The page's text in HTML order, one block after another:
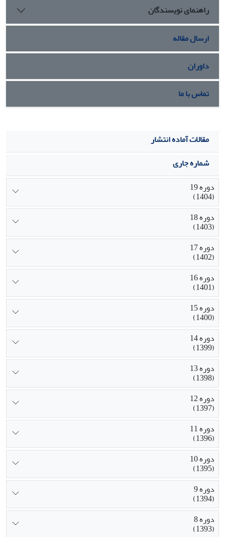
است که گفتمان انقلاب 1357 گفتمانی است که جامعه را به مبارزه
مداوم و رسیدن به پیروزی تشویق می‌کرده است.
راهنمای نویسندگان
ارسال مقاله
داوران
تماس با ما
مقالات آماده انتشار
شماره جاری
دوره 19
(1404)
دوره 18
(1403)
دوره 17
(1402)
دوره 16
(1401)
دوره 15
(1400)
دوره 14
(1399)
دوره 13
(1398)
دوره 12
(1397)
دوره 11
(1396)
دوره 10
(1395)
دوره 9
(1394)
دوره 8
(1393)